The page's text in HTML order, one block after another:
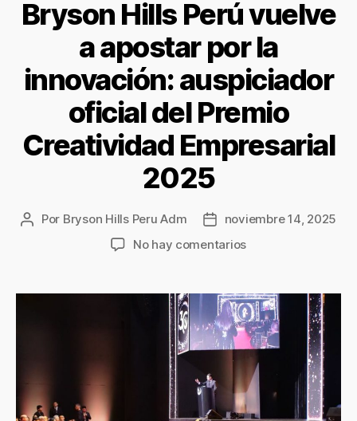
Bryson Hills Perú vuelve
a apostar por la
innovación: auspiciador
oficial del Premio
Creatividad Empresarial
2025
Por Bryson Hills Peru Adm
noviembre 14, 2025
No hay comentarios